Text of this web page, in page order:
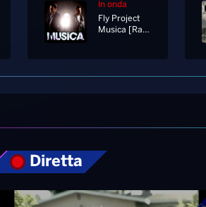
In onda
Fly Project
Musica [Radio Edit]